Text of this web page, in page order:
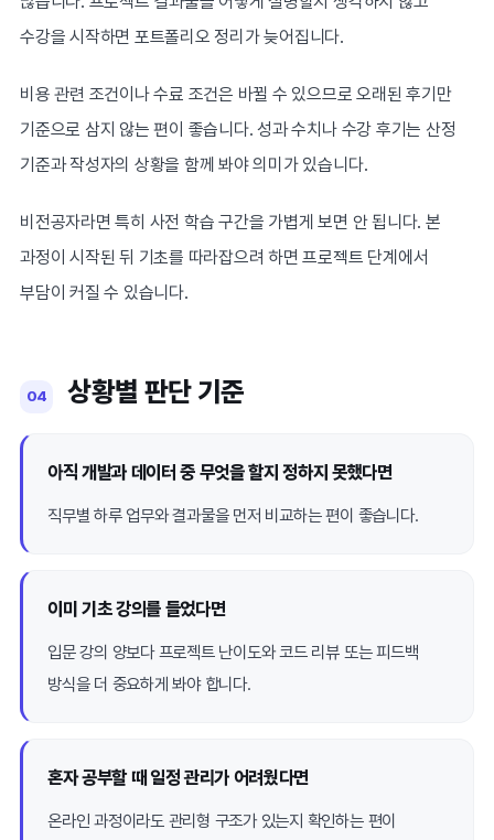
수강을 시작하면 포트폴리오 정리가 늦어집니다.
비용 관련 조건이나 수료 조건은 바뀔 수 있으므로 오래된 후기만
기준으로 삼지 않는 편이 좋습니다. 성과 수치나 수강 후기는 산정
기준과 작성자의 상황을 함께 봐야 의미가 있습니다.
비전공자라면 특히 사전 학습 구간을 가볍게 보면 안 됩니다. 본
과정이 시작된 뒤 기초를 따라잡으려 하면 프로젝트 단계에서
부담이 커질 수 있습니다.
04 상황별 판단 기준
아직 개발과 데이터 중 무엇을 할지 정하지 못했다면
직무별 하루 업무와 결과물을 먼저 비교하는 편이 좋습니다.
이미 기초 강의를 들었다면
입문 강의 양보다 프로젝트 난이도와 코드 리뷰 또는 피드백
방식을 더 중요하게 봐야 합니다.
혼자 공부할 때 일정 관리가 어려웠다면
온라인 과정이라도 관리형 구조가 있는지 확인하는 편이